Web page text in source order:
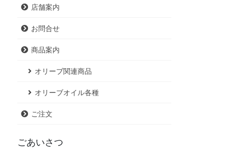
店舗案内
お問合せ
商品案内
オリーブ関連商品
オリーブオイル各種
ご注文
ごあいさつ